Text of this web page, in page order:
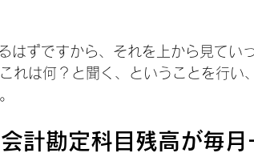
ずですから、それを上から見てい
れは何？と聞く、ということを行い
計勘定科目残高が毎月